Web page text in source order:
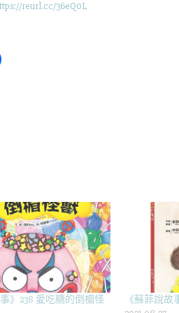
reurl.cc/36eQ0L
》238 愛吃糖的倒楣怪
《蘇菲說故